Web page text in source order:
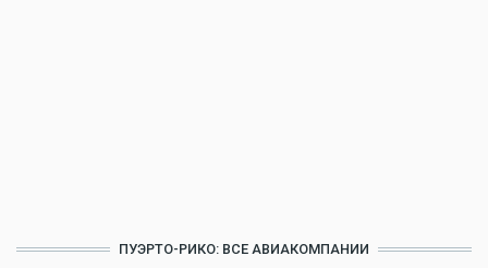
ПУЭРТО-РИКО: ВСЕ АВИАКОМПАНИИ